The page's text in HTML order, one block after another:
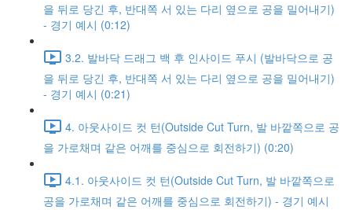
을 뒤로 당긴 후, 반대쪽 서 있는 다리 옆으로 공을 밀어내기)
- 경기 예시 (0:12)
3.2. 발바닥 드래그 백 후 인사이드 푸시 (발바닥으로 공
을 뒤로 당긴 후, 반대쪽 서 있는 다리 옆으로 공을 밀어내기)
- 경기 예시 (0:21)
4. 아웃사이드 컷 턴(Outside Cut Turn, 발 바깥쪽으로 공
을 가로채며 같은 어깨를 중심으로 회전하기) (0:20)
4.1. 아웃사이드 컷 턴(Outside Cut Turn, 발 바깥쪽으로
공을 가로채며 같은 어깨를 중심으로 회전하기) - 경기 예시